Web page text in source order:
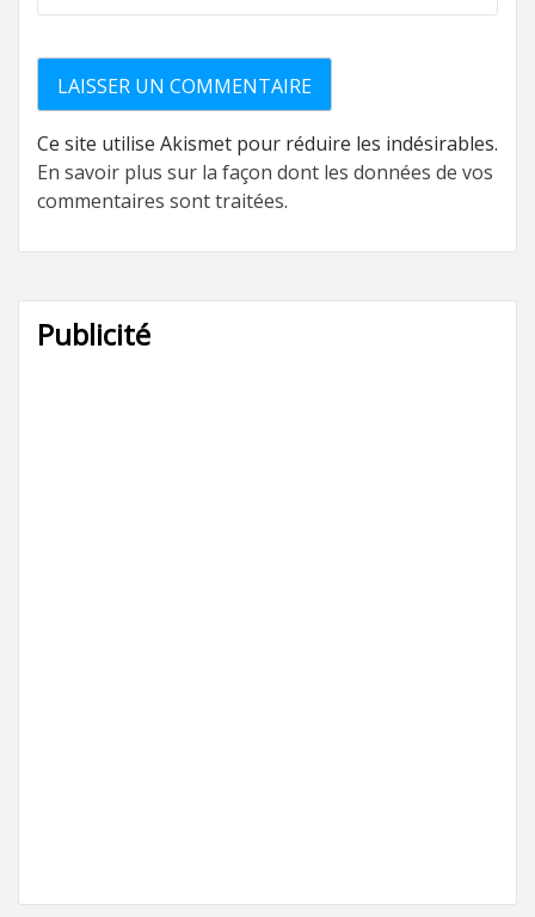
Ce site utilise Akismet pour réduire les indésirables.
En savoir plus sur la façon dont les données de vos
commentaires sont traitées.
Publicité